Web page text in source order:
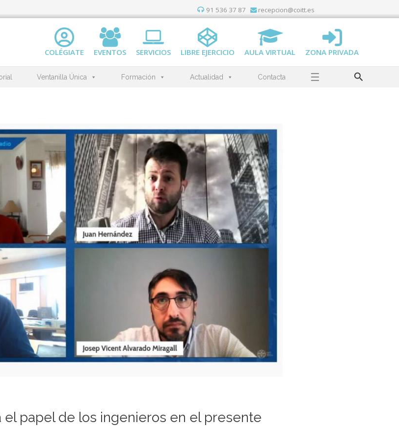
91 536 37 87 recepcion@coitt.es
COLÉGIATE EVENTOS SERVICIOS LIBRE EJERCICIO AULA VIRTUAL ZONA PRIVADA
Ventanilla Única Formación Actualidad Contacta ☰ Buscar
el papel de los ingenieros en el presente